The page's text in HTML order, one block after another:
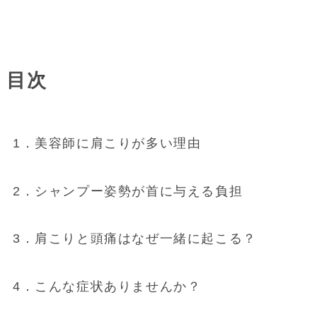
目次
1．美容師に肩こりが多い理由
2．シャンプー姿勢が首に与える負担
3．肩こりと頭痛はなぜ一緒に起こる？
4．こんな症状ありませんか？